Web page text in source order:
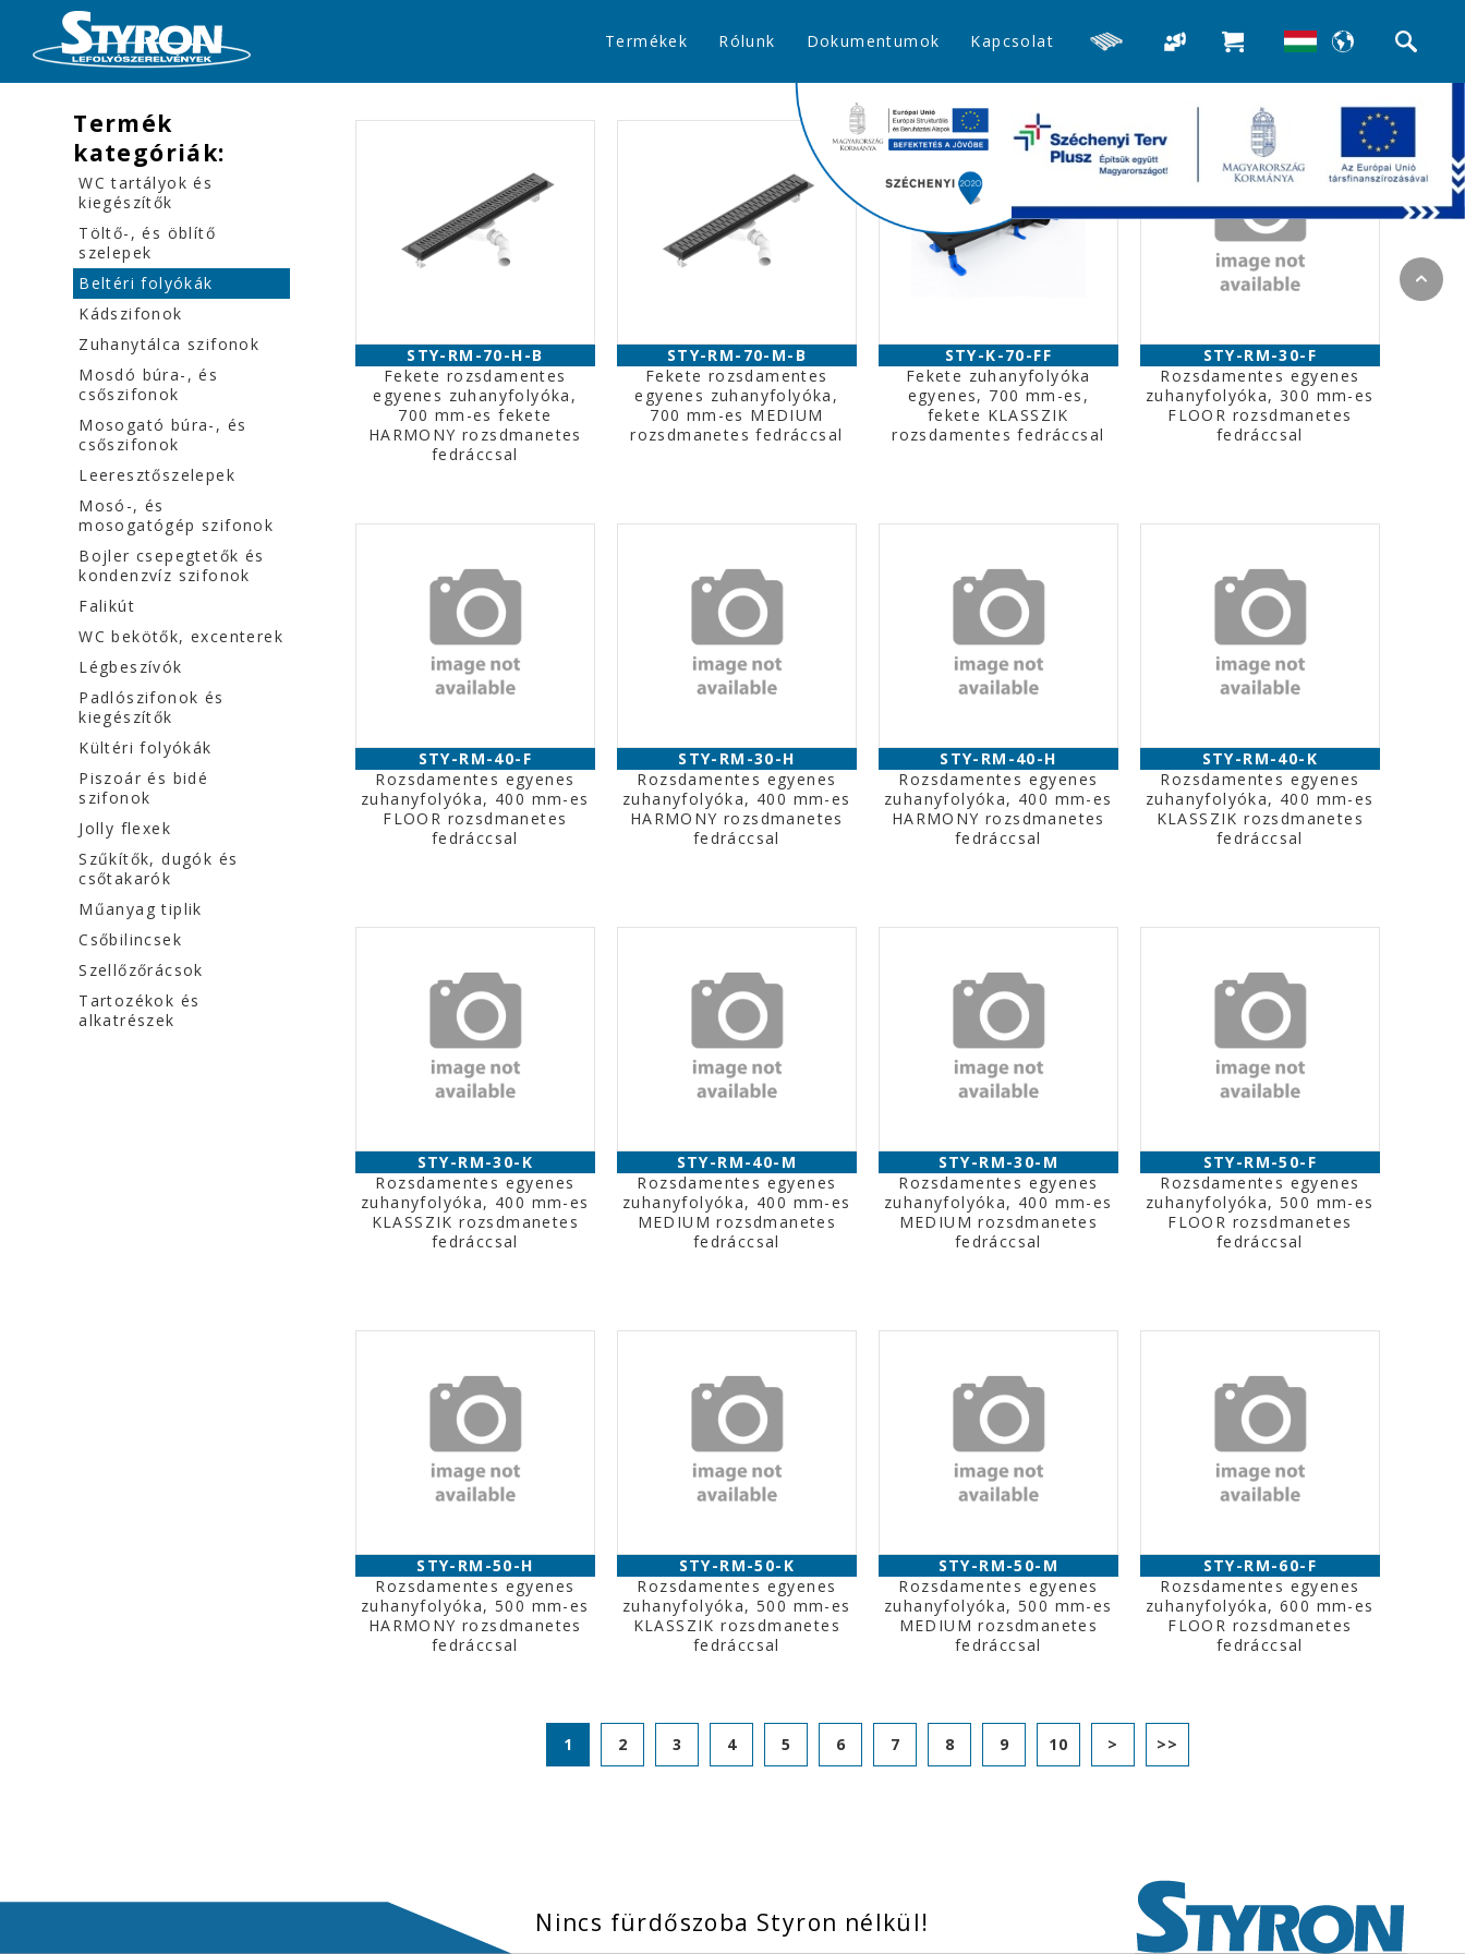
Termékek Rólunk Dokumentumok Kapcsolat
Termék
kategóriák:
WC tartályok és
kiegészítők
Töltő-, és öblítő
szelepek
Beltéri folyókák
Kádszifonok
Zuhanytálca szifonok
Mosdó búra-, és
csőszifonok
Mosogató búra-, és
csőszifonok
Leeresztőszelepek
Mosó-, és
mosogatógép szifonok
Bojler csepegtetők és
kondenzvíz szifonok
Falikút
WC bekötők, excenterek
Légbeszívók
Padlószifonok és
kiegészítők
Kültéri folyókák
Piszoár és bidé
szifonok
Jolly flexek
Szűkítők, dugók és
csőtakarók
Műanyag tiplik
Csőbilincsek
Szellőzőrácsok
Tartozékok és
alkatrészek
STY-RM-70-H-B
Fekete rozsdamentes
egyenes zuhanyfolyóka,
700 mm-es fekete
HARMONY rozsdmanetes
fedráccsal
STY-RM-70-M-B
Fekete rozsdamentes
egyenes zuhanyfolyóka,
700 mm-es MEDIUM
rozsdmanetes fedráccsal
STY-K-70-FF
Fekete zuhanyfolyóka
egyenes, 700 mm-es,
fekete KLASSZIK
rozsdamentes fedráccsal
STY-RM-30-F
Rozsdamentes egyenes
zuhanyfolyóka, 300 mm-es
FLOOR rozsdmanetes
fedráccsal
STY-RM-40-F
Rozsdamentes egyenes
zuhanyfolyóka, 400 mm-es
FLOOR rozsdmanetes
fedráccsal
STY-RM-30-H
Rozsdamentes egyenes
zuhanyfolyóka, 400 mm-es
HARMONY rozsdmanetes
fedráccsal
STY-RM-40-H
Rozsdamentes egyenes
zuhanyfolyóka, 400 mm-es
HARMONY rozsdmanetes
fedráccsal
STY-RM-40-K
Rozsdamentes egyenes
zuhanyfolyóka, 400 mm-es
KLASSZIK rozsdmanetes
fedráccsal
STY-RM-30-K
Rozsdamentes egyenes
zuhanyfolyóka, 400 mm-es
KLASSZIK rozsdmanetes
fedráccsal
STY-RM-40-M
Rozsdamentes egyenes
zuhanyfolyóka, 400 mm-es
MEDIUM rozsdmanetes
fedráccsal
STY-RM-30-M
Rozsdamentes egyenes
zuhanyfolyóka, 400 mm-es
MEDIUM rozsdmanetes
fedráccsal
STY-RM-50-F
Rozsdamentes egyenes
zuhanyfolyóka, 500 mm-es
FLOOR rozsdmanetes
fedráccsal
STY-RM-50-H
Rozsdamentes egyenes
zuhanyfolyóka, 500 mm-es
HARMONY rozsdmanetes
fedráccsal
STY-RM-50-K
Rozsdamentes egyenes
zuhanyfolyóka, 500 mm-es
KLASSZIK rozsdmanetes
fedráccsal
STY-RM-50-M
Rozsdamentes egyenes
zuhanyfolyóka, 500 mm-es
MEDIUM rozsdmanetes
fedráccsal
STY-RM-60-F
Rozsdamentes egyenes
zuhanyfolyóka, 600 mm-es
FLOOR rozsdmanetes
fedráccsal
1 2 3 4 5 6 7 8 9 10 > >>
Nincs fürdőszoba Styron nélkül!